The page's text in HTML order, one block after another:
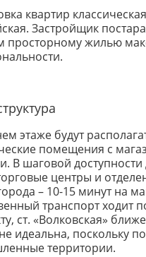
квартир
Застройщик
просторному жилью
этаже будут
помещения с
В шаговой доступности
центры и
– 10-15 минут на
транспорт ходит
ст. «Волковская»
идеальна, поскольку
территории.